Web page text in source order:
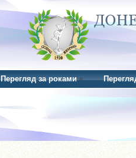
Перегляд за роками